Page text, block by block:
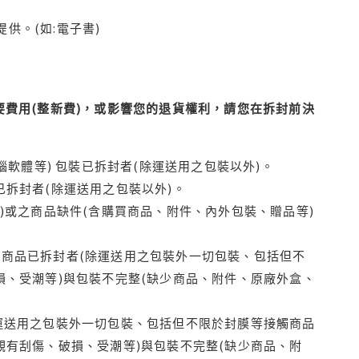
供。(如:電子書)
用(整新費)，或影響您的退貨權利，請您在拆封前決
體等) 包裝已拆封者(除運送用之包裝以外)。
封者(除運送用之包裝以外)。
之商品缺件(含購買商品、附件、內外包裝、贈品等)
品已拆封者(除運送用之包裝外一切包裝、包括但不
受潮等)與包裝不完整(缺少商品、附件、原廠外盒、
用之包裝外一切包裝、包括但不限於封膜等接觸商品
刮傷、破損、受潮等)與包裝不完整(缺少商品、附